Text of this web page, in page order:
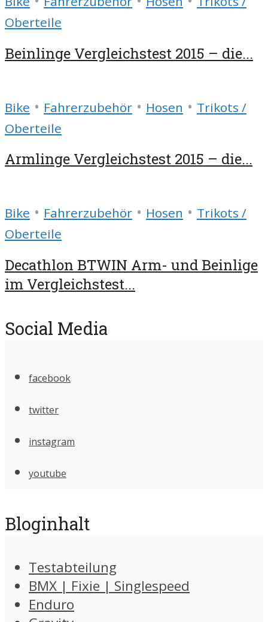
Oberteile
Beinlinge Vergleichstest 2015 – die...
Bike • Fahrerzubehör • Hosen • Trikots /
Oberteile
Armlinge Vergleichstest 2015 – die...
Bike • Fahrerzubehör • Hosen • Trikots /
Oberteile
Decathlon BTWIN Arm- und Beinlige
im Vergleichstest...
Social Media
facebook
twitter
instagram
youtube
Bloginhalt
Testabteilung
BMX | Fixie | Singlespeed
Enduro